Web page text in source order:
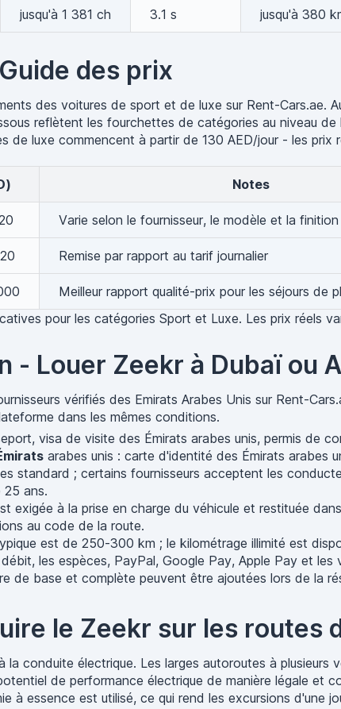
jusqu'à 1 381 ch 3.1 s jusqu'à 380
des prix
des voitures de sport et de luxe sur Rent-Cars.ae.
reflètent les fourchettes de catégories au niveau
de luxe commencent à partir de 130 AED/jour - les
Notes
Varie selon le fournisseur, le modèle et la finition
Remise par rapport au tarif journalier
Meilleur rapport qualité-prix pour les séjours de
pour les catégories Sport et Luxe. Les prix réels
- Louer Zeekr à Dubaï ou
vérifiés des Emirats Arabes Unis sur Rent-
dans les mêmes conditions.
visa de visite des Émirats arabes unis, permis de
arabes unis : carte d'identité des Émirats arabes
standard ; certains fournisseurs acceptent les
25 ans.
exigée à la prise en charge du véhicule et restituée
au code de la route.
est de 250-300 km ; le kilométrage illimité est
les espèces, PayPal, Google Pay, Apple Pay et les
de base et complète peuvent être ajoutées lors de la
le Zeekr sur les routes
conduite électrique. Les larges autoroutes à
de performance électrique de manière légale et
à essence est utilisé, ce qui rend les excursions d'une